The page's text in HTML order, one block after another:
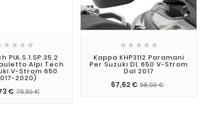
   
PIA.S.1.SP.35.2
Alpi Tech
V-Strom 650
2020)
€ 79,30 €
    
Kappa KHP3112 Paramani
Per Suzuki DL 650 V-Strom
Dal 2017
67,62 € 98,00 €